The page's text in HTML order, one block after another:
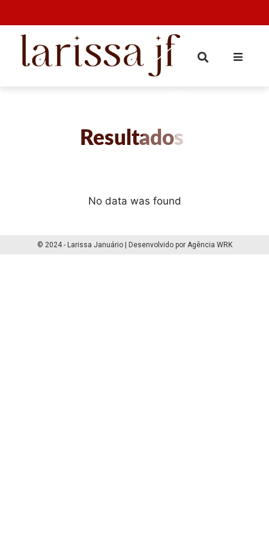
Resultados
No data was found
© 2024 - Larissa Januário | Desenvolvido por Agência WRK